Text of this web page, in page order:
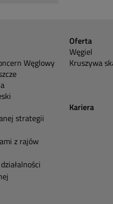
Węglowy
strategii
z rajów
Oferta
Węgiel
Kruszywa
Kariera